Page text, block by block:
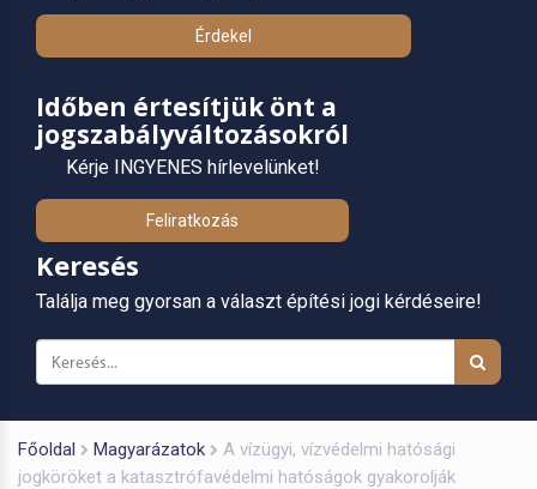
Érdekel
Időben értesítjük önt a
jogszabályváltozásokról
Kérje INGYENES hírlevelünket!
Feliratkozás
Keresés
Találja meg gyorsan a választ építési jogi kérdéseire!
Főoldal Magyarázatok
A vízügyi, vízvédelmi hatósági
jogköröket a katasztrófavédelmi hatóságok gyakorolják